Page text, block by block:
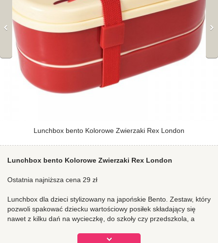
Lunchbox bento Kolorowe Zwierzaki Rex London
Lunchbox bento Kolorowe Zwierzaki Rex London
Ostatnia najniższa cena 29 zł
Lunchbox dla dzieci stylizowany na japońskie Bento. Zestaw, który
pozwoli spakować dziecku wartościowy posiłek składający się
nawet z kilku dań na wycieczkę, do szkoły czy przedszkola, a